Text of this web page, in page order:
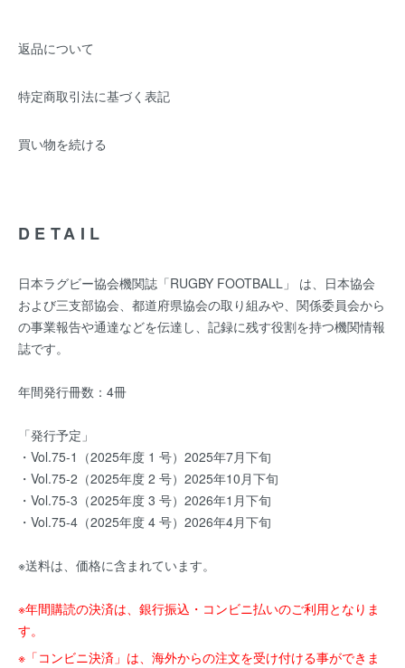
返品について
特定商取引法に基づく表記
買い物を続ける
DETAIL
日本ラグビー協会機関誌「RUGBY FOOTBALL」 は、日本協会
および三支部協会、都道府県協会の取り組みや、関係委員会から
の事業報告や通達などを伝達し、記録に残す役割を持つ機関情報
誌です。
年間発行冊数：4冊
「発行予定」
・Vol.75-1（2025年度 1 号）2025年7⽉下旬
・Vol.75-2（2025年度 2 号）2025年10⽉下旬
・Vol.75-3（2025年度 3 号）2026年1⽉下旬
・Vol.75-4（2025年度 4 号）2026年4⽉下旬
※送料は、価格に含まれています。
※年間購読の決済は、銀行振込・コンビニ払いのご利用となりま
す。
※「コンビニ決済」は、海外からの注文を受け付ける事ができま